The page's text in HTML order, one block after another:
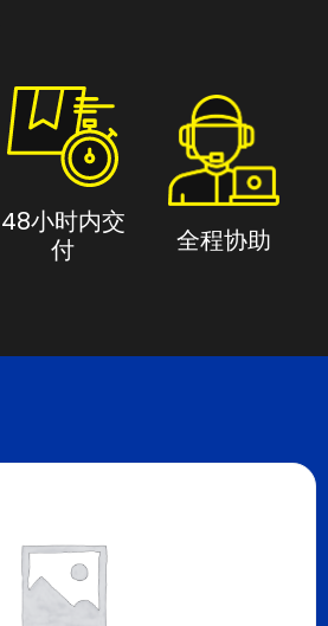
48小时内交
付
全程协助